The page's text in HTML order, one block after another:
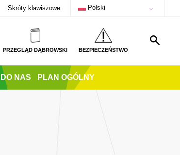
Skróty klawiszowe Polski
PRZEGLĄD DĄBROWSKI BEZPIECZEŃSTWO
NAS PLAN OGÓLNY